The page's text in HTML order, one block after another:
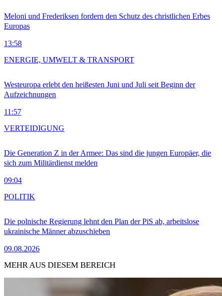
Meloni und Frederiksen fordern den Schutz des christlichen Erbes
Europas
13:58
Westeuropa erlebt den heißesten Juni und Juli seit Beginn der
Aufzeichnungen
11:57
ENERGIE, UMWELT & TRANSPORT
Die Generation Z in der Armee: Das sind die jungen Europäer, die
sich zum Militärdienst melden
09:04
VERTEIDIGUNG
Die polnische Regierung lehnt den Plan der PiS ab, arbeitslose
ukrainische Männer abzuschieben
09.08.2026
POLITIK
MEHR AUS DIESEM BEREICH